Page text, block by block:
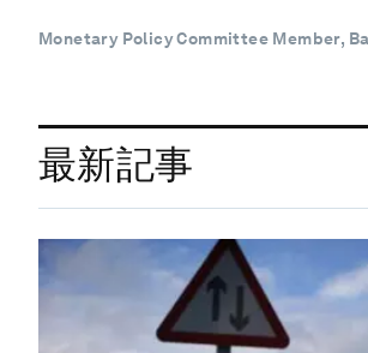
Monetary Policy Committee Member,
最新記事